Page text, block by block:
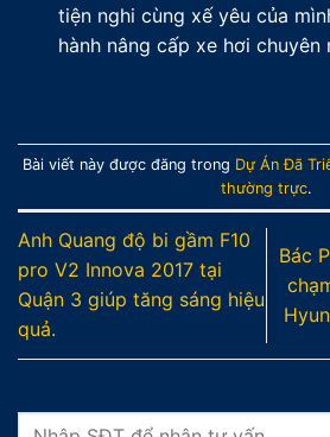
tiện nghi cùng xế yêu của
hành nâng cấp xe hơi
Bài viết này được đăng trong Dự Án Đã
thường trực.
Anh Quang độ bi gầm F10
pro V2 Innova 2017 tại
Quận 3 giúp tăng sáng hiệu
quả.
Bác